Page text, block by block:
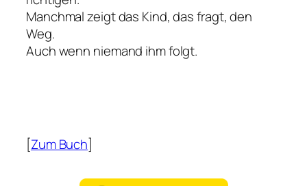
Manchmal zeigt das Kind, das fragt, den
Weg.
Auch wenn niemand ihm folgt.
[Zum Buch]